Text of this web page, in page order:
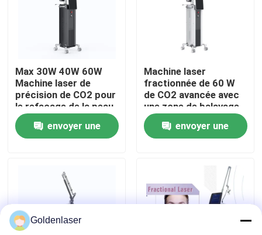
VR Show
Au sujet de nous
Visite d'usine
Contrôle de qualité
Demandez une citation
Max 30W 40W 60W
Machine laser de
précision de CO2 pour
le refaçage de la peau
avec différentes
zones de balayage
envoyer une
Machine laser
fractionnée de 60 W
de CO2 avancée avec
une zone de balayage
de 10 mmx10 mm et 7
graphiques de
balayage
envoyer une
Goldenlaser